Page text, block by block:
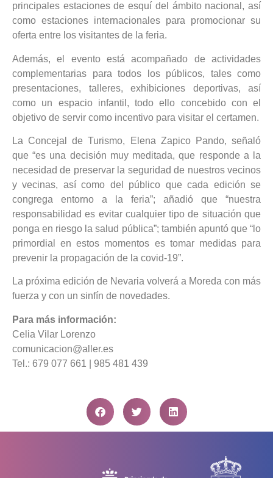
principales estaciones de esquí del ámbito nacional, así
como estaciones internacionales para promocionar su
oferta entre los visitantes de la feria.
Además, el evento está acompañado de actividades
complementarias para todos los públicos, tales como
presentaciones, talleres, exhibiciones deportivas, así
como un espacio infantil, todo ello concebido con el
objetivo de servir como incentivo para visitar el certamen.
La Concejal de Turismo, Elena Zapico Pando, señaló
que “es una decisión muy meditada, que responde a la
necesidad de preservar la seguridad de nuestros vecinos
y vecinas, así como del público que cada edición se
congrega entorno a la feria”; añadió que “nuestra
responsabilidad es evitar cualquier tipo de situación que
ponga en riesgo la salud pública”; también apuntó que “lo
primordial en estos momentos es tomar medidas para
prevenir la propagación de la covid-19”.
La próxima edición de Nevaria volverá a Moreda con más
fuerza y con un sinfín de novedades.
Para más información:
Celia Vilar Lorenzo
comunicacion@aller.es
Tel.: 679 077 661 | 985 481 439